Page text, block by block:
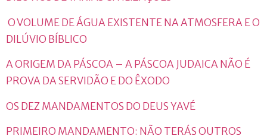
O VOLUME DE ÁGUA EXISTENTE NA ATMOSFERA E O
DILÚVIO BÍBLICO
A ORIGEM DA PÁSCOA – A PÁSCOA JUDAICA NÃO É
PROVA DA SERVIDÃO E DO ÊXODO
OS DEZ MANDAMENTOS DO DEUS YAVÉ
PRIMEIRO MANDAMENTO: NÃO TERÁS OUTROS